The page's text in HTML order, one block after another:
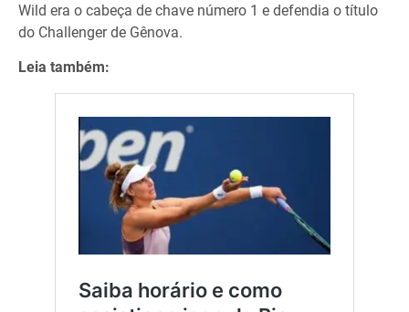
Wild era o cabeça de chave número 1 e defendia o título
do Challenger de Gênova.
Leia também: